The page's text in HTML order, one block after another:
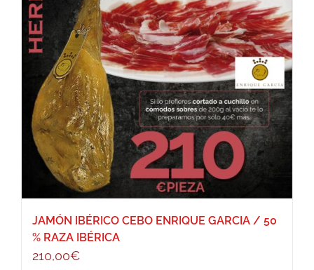
JAMÓN IBÉRICO CEBO ENRIQUE GARCIA / 50
% RAZA IBÉRICA
210,00€